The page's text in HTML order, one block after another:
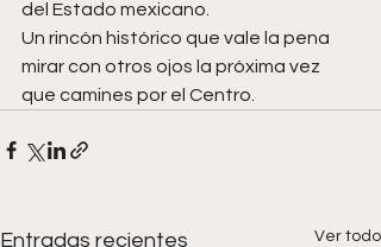
del Estado mexicano.
Un rincón histórico que vale la pena
mirar con otros ojos la próxima vez
que camines por el Centro.
Entradas recientes Ver todo